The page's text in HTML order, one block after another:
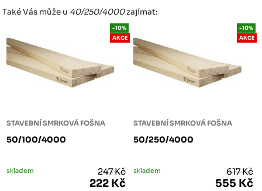
Také Vás může u 40/250/4000zajímat:
STAVEBNÍ SMRKOVÁ FOŠNA
50/100/4000
-10%
AKCE
skladem 247 Kč
222 Kč
STAVEBNÍ SMRKOVÁ FOŠNA
50/250/4000
-10%
AKCE
skladem 617 Kč
555 Kč